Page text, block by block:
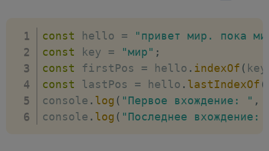
const hello =
"привет мир. пока
const key = "мир" ;
const firstPos = hello . indexOf ( key
const lastPos = hello . lastIndexOf (
console . log ( "Первое вхождение: " ,
console . log ( "Последнее вхождение: